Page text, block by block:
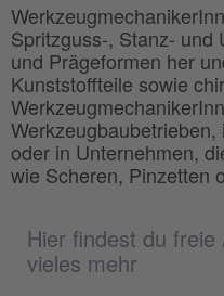
Hier findest du
vieles mehr
Spritzguss-, Stanz- und
und Prägeformen her
Kunststoffteile sowie
oder in Unternehmen,
wie Scheren, Pinzetten